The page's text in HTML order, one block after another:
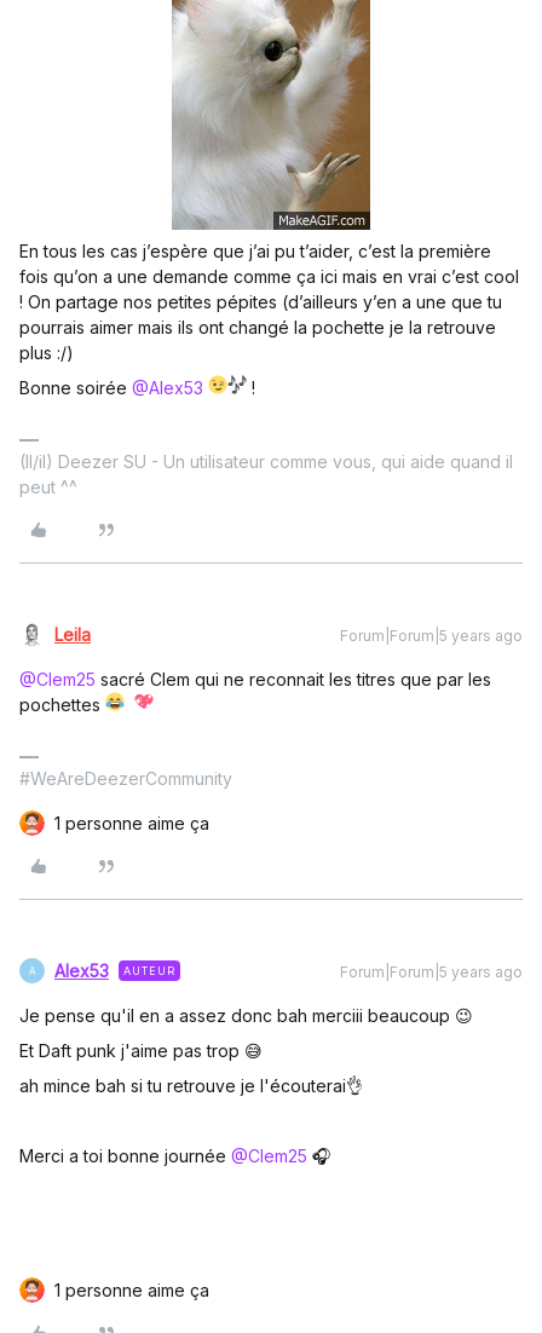
En tous les cas j’espère que j’ai pu t’aider, c’est la première
fois qu’on a une demande comme ça ici mais en vrai c’est cool
! On partage nos petites pépites (d’ailleurs y’en a une que tu
pourrais aimer mais ils ont changé la pochette je la retrouve
plus :/)
Bonne soirée @Alex53 !
(Il/il) Deezer SU - Un utilisateur comme vous, qui aide quand il
peut ^^
Leila Forum|Forum|5 years ago
@Clem25 sacré Clem qui ne reconnait les titres que par les
pochettes
#WeAreDeezerCommunity
1 personne aime ça
A Alex53 AUTEUR Forum|Forum|5 years ago
Je pense qu'il en a assez donc bah merciii beaucoup 😉
Et Daft punk j'aime pas trop 😅
ah mince bah si tu retrouve je l'écouterai👌
Merci a toi bonne journée @Clem25 🎧
1 personne aime ça